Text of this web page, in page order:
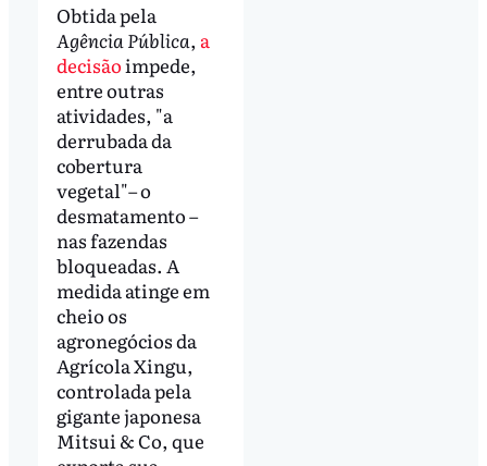
Obtida pela
Agência Pública, a
decisãoimpede,
entre outras
atividades, "a
derrubada da
cobertura
vegetal"– o
desmatamento –
nas fazendas
bloqueadas. A
medida atinge em
cheio os
agronegócios da
Agrícola Xingu,
controlada pela
gigante japonesa
Mitsui & Co, que